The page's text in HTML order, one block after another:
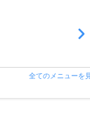
全てのメニューを